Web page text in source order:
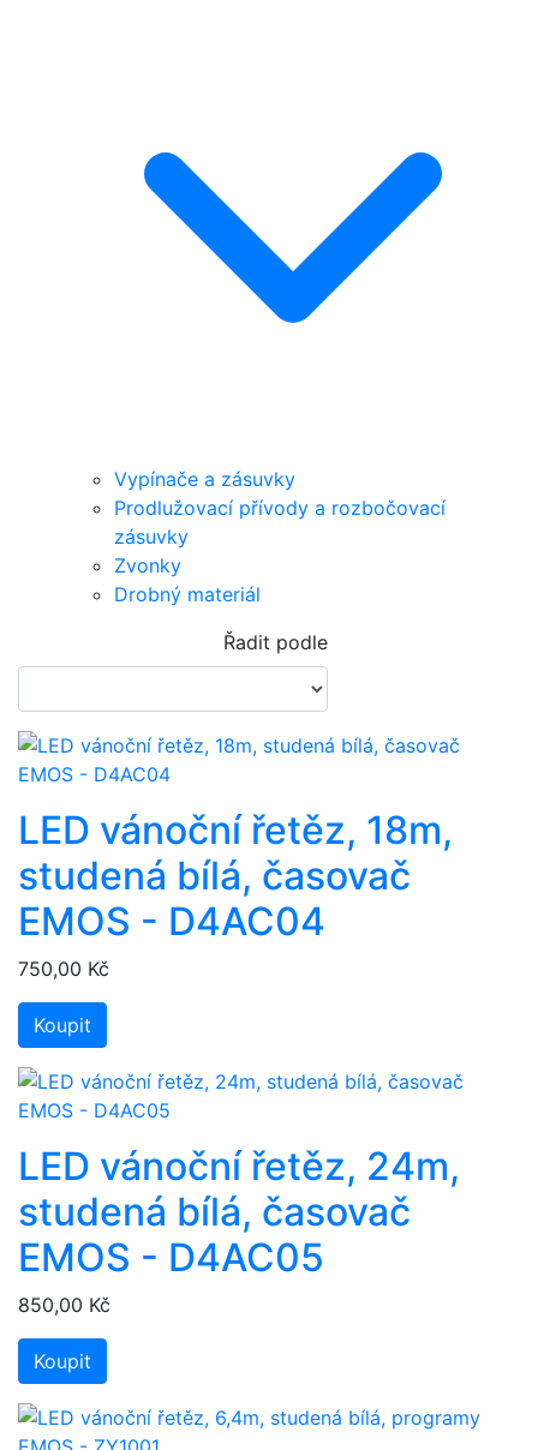
Vypínače a zásuvky
Prodlužovací přívody a rozbočovací
zásuvky
Zvonky
Drobný materiál
Řadit podle
LED vánoční řetěz, 18m,
studená bílá, časovač
EMOS - D4AC04
750,00 Kč
Koupit
LED vánoční řetěz, 24m,
studená bílá, časovač
EMOS - D4AC05
850,00 Kč
Koupit